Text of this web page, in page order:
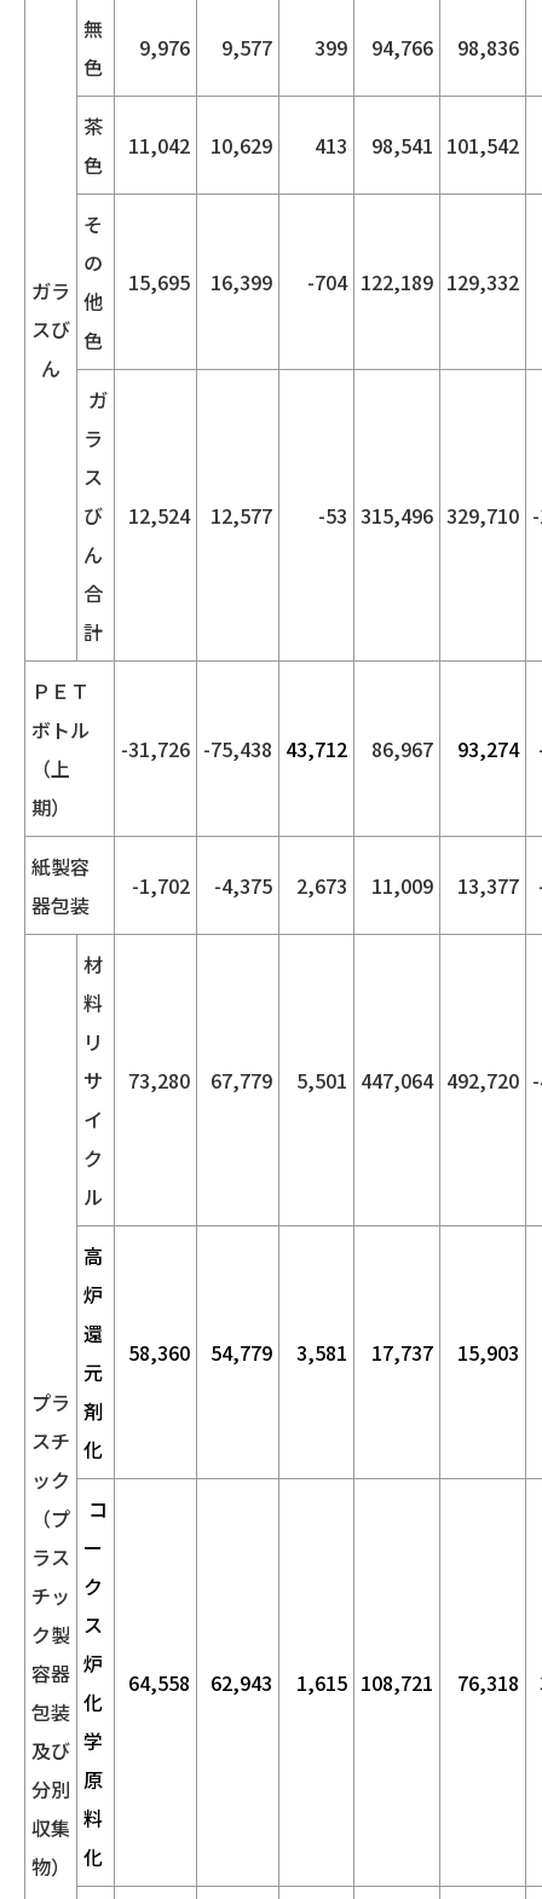
ガラ
スび
ん
無
色
9,976 9,577 399 94,766 98,836
茶
色
11,042 10,629 413 98,541 101,542
そ
の
他
色
15,695 16,399 -704 122,189 129,332
ガ
ラ
ス
び
ん
合
計
12,524 12,577 -53 315,496 329,710
ＰＥＴ
ボトル
（上
期）
-31,726 -75,438 43,712 86,967 93,274
紙製容
器包装
-1,702 -4,375 2,673 11,009 13,377
プラ
スチ
ック
（プ
ラス
チッ
ク製
容器
包装
及び
分別
収集
物）
材
料
リ
サ
イ
ク
ル
73,280 67,779 5,501 447,064 492,720
高
炉
還
元
剤
化
58,360 54,779 3,581 17,737 15,903
コ
ー
ク
ス
炉
化
学
原
料
化
64,558 62,943 1,615 108,721 76,318